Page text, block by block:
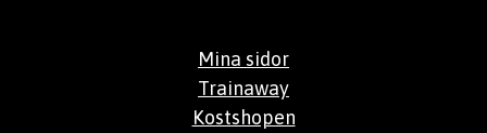
Mina sidor
Trainaway
Kostshopen